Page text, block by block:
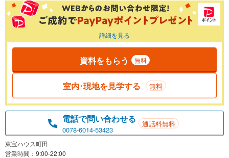
詳細を見る
資料をもらう 無料
室内･現地を見学する 無料
電話で問い合わせる
0078-6014-53423
通話料無料
東宝ハウス町田
営業時間：9:00-22:00